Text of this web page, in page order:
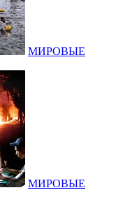
МИРОВЫЕ
МИРОВЫЕ